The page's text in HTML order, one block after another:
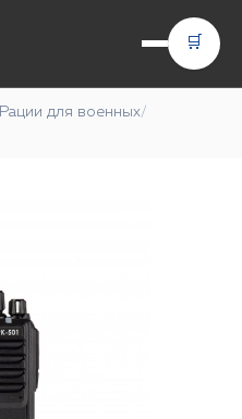
🛒
Рации для военных/